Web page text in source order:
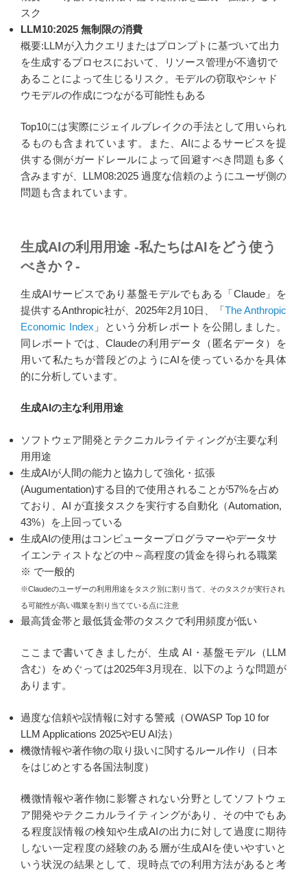
スク
LLM10:2025 無制限の消費
概要:LLMが入力クエリまたはプロンプトに基づいて出力
を生成するプロセスにおいて、リソース管理が不適切で
あることによって生じるリスク。モデルの窃取やシャド
ウモデルの作成につながる可能性もある
Top10には実際にジェイルブレイクの手法として用いられ
るものも含まれています。また、AIによるサービスを提
供する側がガードレールによって回避すべき問題も多く
含みますが、LLM08:2025 過度な信頼のようにユーザ側の
問題も含まれています。
生成AIの利用用途 -私たちはAIをどう使う
べきか？-
生成AIサービスであり基盤モデルでもある「Claude」を
提供するAnthropic社が、2025年2月10日、「The Anthropic
Economic Index 」という分析レポートを公開しました。
同レポートでは、Claudeの利用データ（匿名データ）を
用いて私たちが普段どのようにAIを使っているかを具体
的に分析しています。
生成AIの主な利用用途
ソフトウェア開発とテクニカルライティングが主要な利
用用途
生成AIが人間の能力と協力して強化・拡張
(Augumentation)する目的で使用されることが57%を占め
ており、AI が直接タスクを実行する自動化（Automation,
43%）を上回っている
生成AIの使用はコンピュータープログラマーやデータサ
イエンティストなどの中～高程度の賃金を得られる職業
※ で一般的
※Claudeのユーザーの利用用途をタスク別に割り当て、そのタスクが実行され
る可能性が高い職業を割り当てている点に注意
最高賃金帯と最低賃金帯のタスクで利用頻度が低い
ここまで書いてきましたが、生成 AI・基盤モデル（LLM
含む）をめぐっては2025年3月現在、以下のような問題が
あります。
過度な信頼や誤情報に対する警戒（OWASP Top 10 for
LLM Applications 2025やEU AI法）
機微情報や著作物の取り扱いに関するルール作り（日本
をはじめとする各国法制度）
機微情報や著作物に影響されない分野としてソフトウェ
ア開発やテクニカルライティングがあり、その中でもあ
る程度誤情報の検知や生成AIの出力に対して過度に期待
しない一定程度の経験のある層が生成AIを使いやすいと
いう状況の結果として、現時点での利用方法があると考